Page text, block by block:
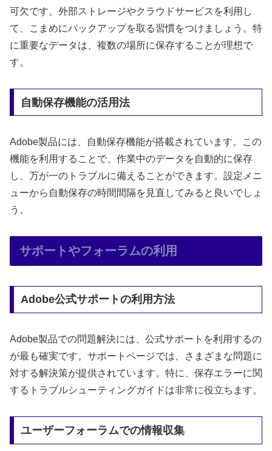
可欠です。外部ストレージやクラウドサービスを利用し
て、こまめにバックアップを取る習慣をつけましょう。特
に重要なデータは、複数の場所に保存することが理想で
す。
自動保存機能の活用法
Adobe製品には、自動保存機能が搭載されています。この
機能を利用することで、作業中のデータを自動的に保存
し、万が一のトラブルに備えることができます。設定メニ
ューから自動保存の時間間隔を見直してみると良いでしょ
う。
サポートやフォーラムの利用
Adobe公式サポートの利用方法
Adobe製品での問題解決には、公式サポートを利用するの
が最も確実です。サポートページでは、さまざまな問題に
対する解決策が提供されています。特に、保存エラーに関
するトラブルシューティングガイドは非常に役立ちます。
ユーザーフォーラムでの情報収集